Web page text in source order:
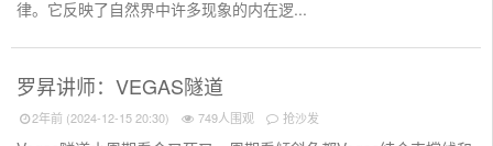
律。它反映了自然界中许多现象的内在逻...
罗昇讲师：VEGAS隧道
2年前 (2024-12-15 20:30) 749人围观 抢沙发